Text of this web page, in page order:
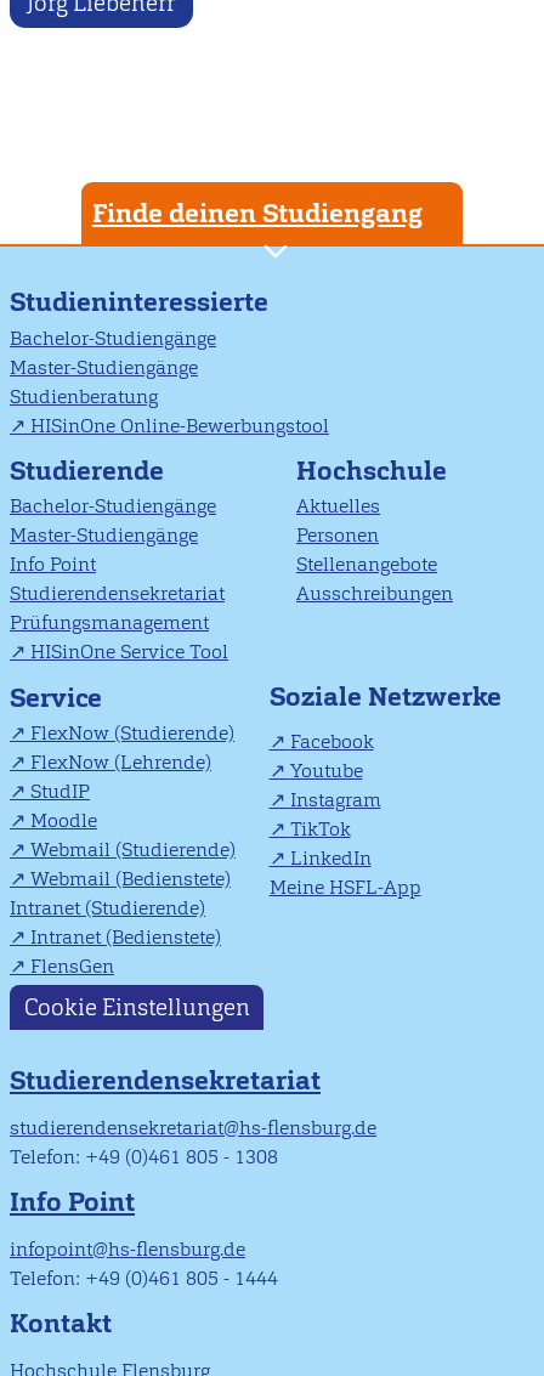
Finde deinen Studiengang
Studieninteressierte
Bachelor-Studiengänge
Master-Studiengänge
Studienberatung
HISinOne Online-Bewerbungstool
Studierende
Bachelor-Studiengänge
Master-Studiengänge
Info Point
Studierendensekretariat
Prüfungsmanagement
HISinOne Service Tool
Hochschule
Aktuelles
Personen
Stellenangebote
Ausschreibungen
Service
FlexNow (Studierende)
FlexNow (Lehrende)
StudIP
Moodle
Webmail (Studierende)
Webmail (Bedienstete)
Intranet (Studierende)
Intranet (Bedienstete)
FlensGen
Soziale Netzwerke
Facebook
Youtube
Instagram
TikTok
LinkedIn
Meine HSFL-App
Cookie Einstellungen
Studierendensekretariat
studierendensekretariat@hs-flensburg.de
Telefon: +49 (0)461 805 - 1308
Info Point
infopoint@hs-flensburg.de
Telefon: +49 (0)461 805 - 1444
Kontakt